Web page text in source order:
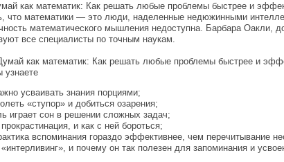
как математик: Как решать любые проблемы быстрее и
что математики — это люди, наделенные недюжинными
математического мышления недоступна. Барбара
все специалисты по точным наукам.
как математик: Как решать любые проблемы быстрее и
узнаете
усваивать знания порциями;
«ступор» и добиться озарения;
играет сон в решении сложных задач;
и как с ней бороться;
вспоминания гораздо эффективнее, чем перечитывание
«интерливинг», и почему он так полезен для запоминания и